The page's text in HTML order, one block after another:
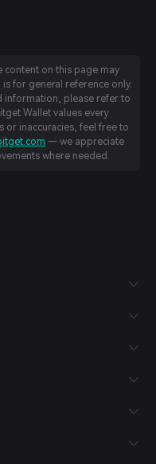
content on this page may
for general reference only.
information, please refer to
Wallet values every
or inaccuracies, feel free to
— we appreciate
where needed.